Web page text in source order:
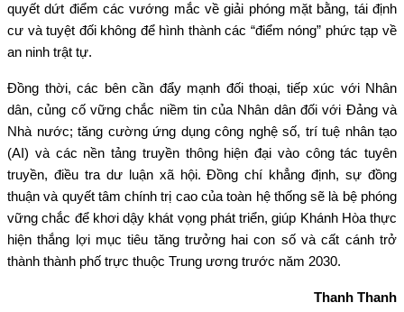
quyết dứt điểm các vướng mắc về giải phóng mặt bằng, tái định
cư và tuyệt đối không để hình thành các “điểm nóng” phức tạp về
an ninh trật tự.
Đồng thời, các bên cần đẩy mạnh đối thoại, tiếp xúc với Nhân
dân, củng cố vững chắc niềm tin của Nhân dân đối với Đảng và
Nhà nước; tăng cường ứng dụng công nghệ số, trí tuệ nhân tạo
(AI) và các nền tảng truyền thông hiện đại vào công tác tuyên
truyền, điều tra dư luận xã hội. Đồng chí khẳng định, sự đồng
thuận và quyết tâm chính trị cao của toàn hệ thống sẽ là bệ phóng
vững chắc để khơi dậy khát vọng phát triển, giúp Khánh Hòa thực
hiện thắng lợi mục tiêu tăng trưởng hai con số và cất cánh trở
thành thành phố trực thuộc Trung ương trước năm 2030.
Thanh Thanh